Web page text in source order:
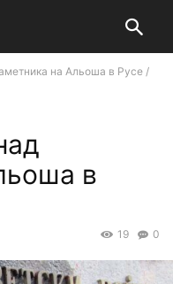
на Альоша в Русе /
в
0
19